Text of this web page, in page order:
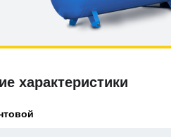
характеристики